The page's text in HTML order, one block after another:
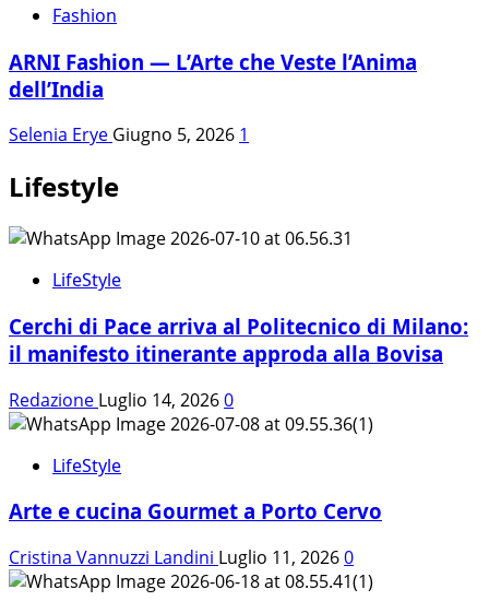
Fashion
ARNI Fashion — L’Arte che Veste l’Anima
dell’India
Selenia Erye Giugno 5, 2026 1
Lifestyle
LifeStyle
Cerchi di Pace arriva al Politecnico di Milano:
il manifesto itinerante approda alla Bovisa
Redazione Luglio 14, 20260
LifeStyle
Arte e cucina Gourmet a Porto Cervo
Cristina Vannuzzi Landini Luglio 11, 20260